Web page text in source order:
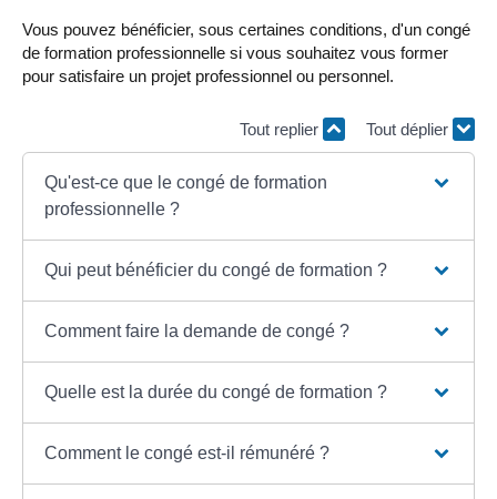
Vous pouvez bénéficier, sous certaines conditions, d'un congé
de formation professionnelle si vous souhaitez vous former
pour satisfaire un projet professionnel ou personnel.
Tout replier Tout déplier
Qu'est-ce que le congé de formation
professionnelle ?
Qui peut bénéficier du congé de formation ?
Comment faire la demande de congé ?
Quelle est la durée du congé de formation ?
Comment le congé est-il rémunéré ?